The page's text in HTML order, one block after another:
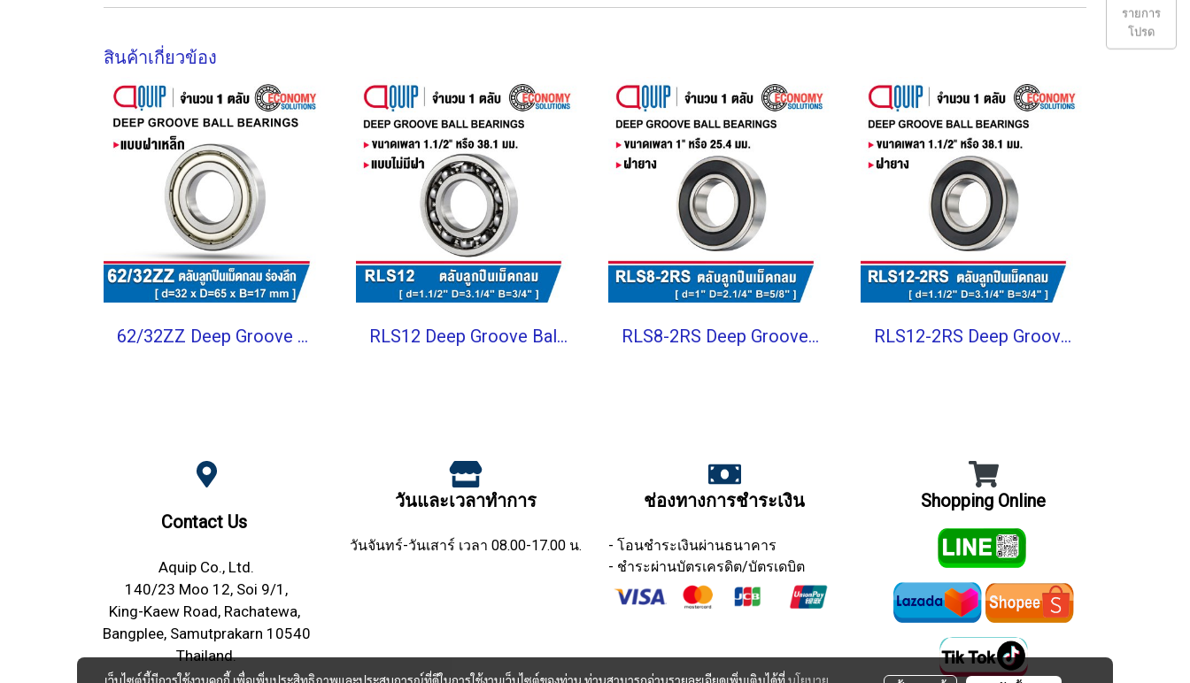
สินค้าเกี่ยวข้อง
62/32ZZ Deep Groove Ball Bearings Shield Type RLS12 Deep Groove Ball Bearings inch. Open Type RLS8-2RS Deep Groove Ball Bearings inch. Seal Type RLS12-2RS Deep Groove Ball Bearings inch. Seal Type
Contact Us
Aquip Co., Ltd.
140/23 Moo 12, Soi 9/1,
King-Kaew Road, Rachatewa,
Bangplee, Samutprakarn 10540
Thailand.
วันและเวลาทำการ
วันจันทร์-วันเสาร์ เวลา 08.00-17.00 น.
ช่องทางการชำระเงิน
- โอนชำระเงินผ่านธนาคาร
- ชำระผ่านบัตรเครดิต/บัตรเดบิต
Shopping Online
รายการ
โปรด